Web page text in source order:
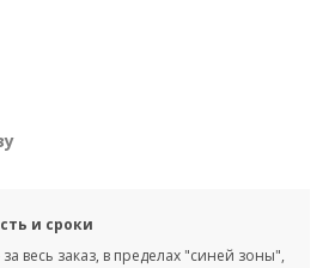
и сроки
за весь заказ, в пределах "синей зоны",